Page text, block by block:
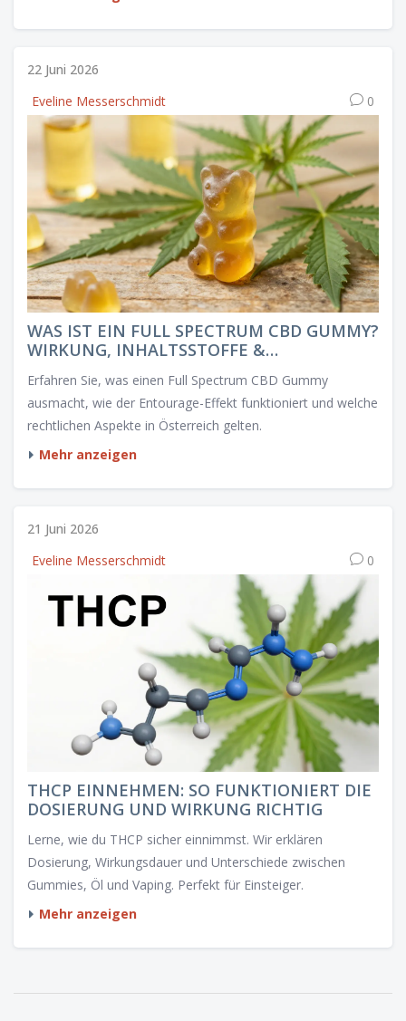
22 Juni 2026
Eveline Messerschmidt
0
WAS IST EIN FULL SPECTRUM CBD GUMMY?
WIRKUNG, INHALTSSTOFFE &
Erfahren Sie, was einen Full Spectrum CBD Gummy
ausmacht, wie der Entourage-Effekt funktioniert und welche
rechtlichen Aspekte in Österreich gelten.
Mehr anzeigen
21 Juni 2026
Eveline Messerschmidt
0
THCP EINNEHMEN: SO FUNKTIONIERT DIE
DOSIERUNG UND WIRKUNG RICHTIG
Lerne, wie du THCP sicher einnimmst. Wir erklären
Dosierung, Wirkungsdauer und Unterschiede zwischen
Gummies, Öl und Vaping. Perfekt für Einsteiger.
Mehr anzeigen